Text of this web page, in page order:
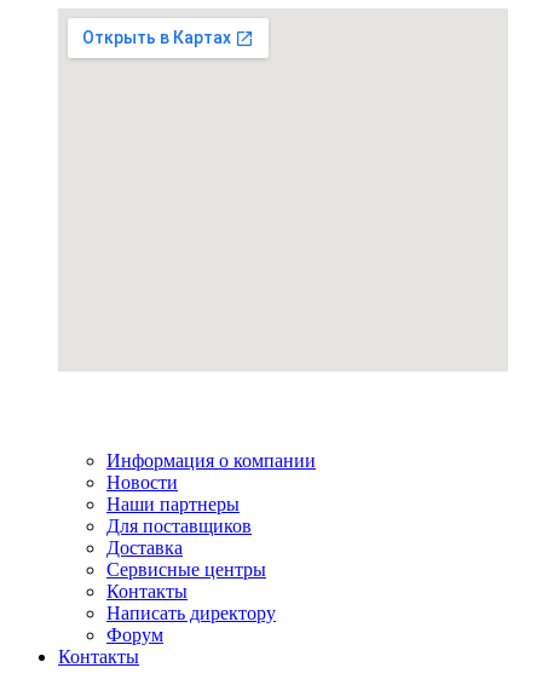
Информация о компании
Новости
Наши партнеры
Для поставщиков
Доставка
Сервисные центры
Контакты
Написать директору
Форум
Контакты